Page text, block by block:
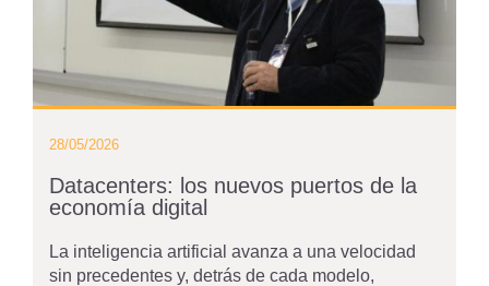
28/05/2026
Datacenters: los nuevos puertos de la
economía digital
La inteligencia artificial avanza a una velocidad
sin precedentes y, detrás de cada modelo,